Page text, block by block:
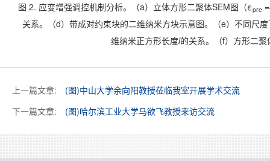
图 2. 应变增强调控机制分析。（a）立体方形二聚体SEM图（εpre
关系。（d）带成对约束块的二维纳米方块示意图。（e）不同尺
维纳米正方形长度l的关系。（f）方形二聚
上一篇文章:
(图)中山大学余向阳教授莅临我室开展学术交流
下一篇文章:
(图)哈尔滨工业大学马欲飞教授来访交流